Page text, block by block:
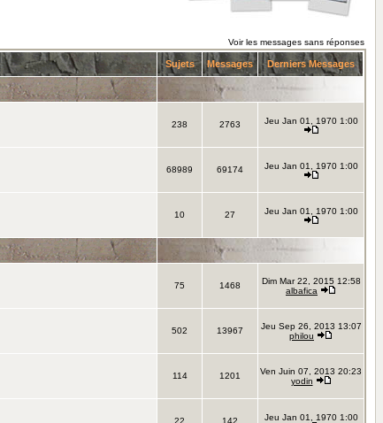
Voir les messages sans réponses
Sujets Messages Derniers Messages
238 2763 Jeu Jan 01, 1970 1:00
68989 69174 Jeu Jan 01, 1970 1:00
10 27 Jeu Jan 01, 1970 1:00
75 1468
Dim Mar 22, 2015 12:58
albafica
502 13967
Jeu Sep 26, 2013 13:07
philou
114 1201
Ven Juin 07, 2013 20:23
yodin
22 142 Jeu Jan 01, 1970 1:00